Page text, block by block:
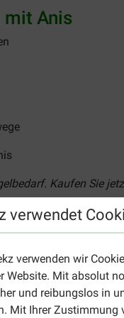
verwendet
verwenden wir
Website. Mit absolut
und reibungslos in
Mit Ihrer Zustimmung
mit Anis
Kaufen Sie
mit Anis
und Snacks für Ihre
auf dieser